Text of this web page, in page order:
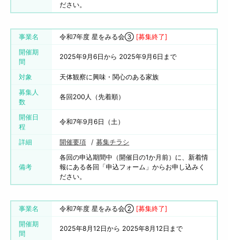
ださい。
事業名 令和7年度 星をみる会③ [募集終了]
開催期
間
2025年9月6日から 2025年9月6日まで
対象
天体観察に興味・関心のある家族
募集人
数
各回200人（先着順）
開催日
程
令和7年9月6日（土）
詳細 開催要項 募集チラシ
備考
各回の申込期間中（開催日の1か月前）に、新着情
報にある各回「申込フォーム」からお申し込みく
ださい。
事業名 令和7年度 星をみる会② [募集終了]
開催期
間
2025年8月12日から 2025年8月12日まで